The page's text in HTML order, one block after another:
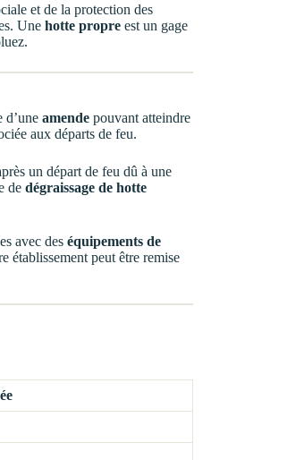
et de la protection des
Une hotte propre est un gage
d’une amende pouvant atteindre
aux départs de feu.
un départ de feu dû à une
de dégraissage de hotte
avec des équipements de
établissement peut être remise